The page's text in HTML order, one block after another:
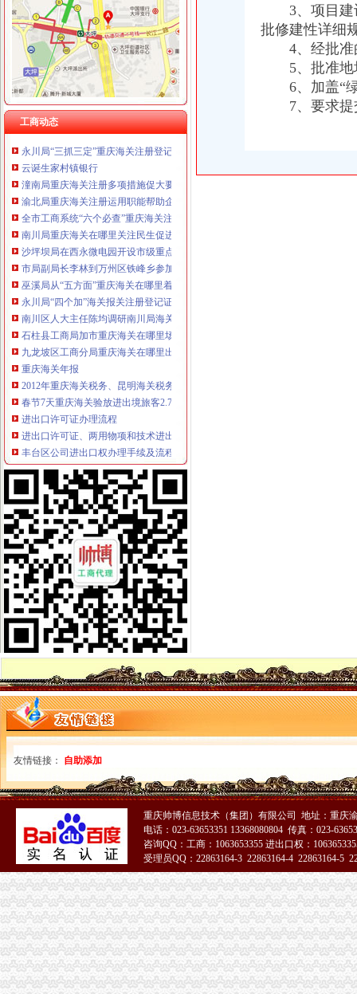
工商动态
工商动态
全市重庆海关在哪里安全生产大排查大整大执法专项行动圆满完成
垫江县加微企补助资金监管
巴南区工商分局海关报关注册登记证书牵头召开行政执法与刑事司法衔接工作
巫山局开展“查究抓”海关报关注册登记证书推动各项工作
市海关报关登记证书局召开专题会议集中达全国工商行政管理工作会议精
工商干校微型企业创业培训2011年第一期培训班顺利开班
万州微型企业企发展第二期试点工作创业培训呈现五大点
云诞生家村镇银行
潼南局重庆海关注册多项措施促大要案查处取得新突破
渝北局重庆海关注册运用职能帮助企业融资八亿元
全市工商系统“六个必查”重庆海关注册登记筑牢食品安全监管防线
南川局重庆海关在哪里关注民生促进和谐大力推进12315行政执法体系建设
沙坪坝局在西永微电园开设市级重点项目行政审批“绿通道”重庆海关在哪里
市局副局长李林到万州区铁峰乡参加“三进三同”海关报关登记证书“结穷亲”活动
巫溪局从“五方面”重庆海关在哪里着力加纪检监察工作
永川局“四个加”海关报关注册登记证书化两节食品市场监管有实效
南川区人大主任陈均调研南川局海关报关登记证书工作
石柱县工商局加市重庆海关在哪里场监管为高考保驾护航
九龙坡区工商分局重庆海关在哪里出台《食品安全暗访工作办法》
重庆海关年报
2012年重庆海关税务、昆明海关税务报考条件？？-重庆公务员-
春节7天重庆海关验放进出境旅客2.78万人次-今日重庆-华龙网
进出口许可证办理流程
进出口许可证、两用物项和技术进出口电子更新、新做通知_深圳
丰台区公司进出口权办理手续及流程,北京北京市地区国内公司注册供
无纸化签约流程
通关无纸化三方协议签约基本流程（4）_中华文本库
广州无纸化签约流程简捷,杭州无纸化会议试用值得信赖/让你无可挑剔
海关无纸化签约
山东口岸推进通关作业无纸化改革-中国金融信息网
“无纸化通关”为芜湖对外经济“健身提速”_芜湖日报社数字报刊
无纸化报关
提供宁波无纸化报关签约【今日推荐网-宁波物流运输】
无纸化报关要什么资料给报关行,报关行,诺金报关
电子口岸无纸化签约
我省2.7万余家企业可享受无纸化通关
内蒙古深化通关作业无纸化改革_国内新闻_大众网
重庆海关电话
重庆海关:邮寄手机需要交税吗_报关员资格_新浪博客
今年上半年重庆海关ECFA货物通关西部第一-中新网
重庆海关在哪里
重庆“铁公水空”各口岸全面实现7*24小时通关
重庆市涪陵区有没有报关行或货代,名字叫什么,地址在哪里？-家居
重庆海关注册登记
海关总署关于跨境贸易电子商务服务试点网购保税进口模式有关问题的
【食品贸易公司注册,进出口海关登记证注册,上海公司注册】价格_
海关收发货人登记证书
专业进出口权办理费用及流程详细说明-广州58同城
海关登记,海关登记手续-北京58同城
进出口货物收发货人报关注册登记证书
[企业问道]进出口货物收发货人报关注册登记证书过期怎么办？_百度知
进出口货物收发货人报关注册登记证的变更-通关监管海关业务咨询-
海关报关单位注册登记证书
《临时注册登记证明》如何办理？
武汉海关：自理报关单位注册登记证是否还有效？
海关报关注册登记证书
【代办进出口货物收发货人报关注册登记证书,人卡,操作员卡】
3、项目建设
批修建性详细
4、经批准
5、批准地
6、加盖“绿
7、要求提
友情链接： 自助添加
重庆帅博信息技术（集团）有限公司 地址：重庆
电话：023-63653351 13368080804 传真：023-
咨询QQ：工商：1063653355 进出口权：
受理员QQ：22863164-3 22863164-4 22863164-5